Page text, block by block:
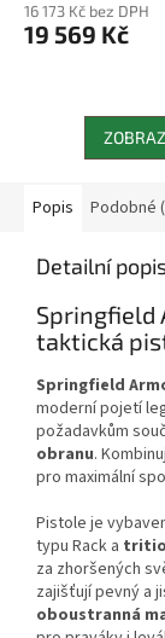
16 173 Kč bez DPH
19 569 Kč
Popis Podobné
Detailní
Springfield
taktická
Springfield
moderní pojetí
požadavkům
obranu.
pro maximální
Pistole je
typu Rack a
za zhoršených
zajišťují pevný a
oboustranná